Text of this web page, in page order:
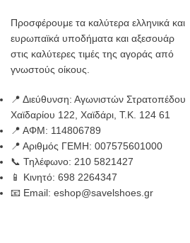
Προσφέρουμε τα καλύτερα ελληνικά και
ευρωπαϊκά υποδήματα και αξεσουάρ
στις καλύτερες τιμές της αγοράς από
γνωστούς οίκους.
📍 Διεύθυνση: Αγωνιστών Στρατοπέδου
Χαϊδαρίου 122, Χαϊδάρι, Τ.Κ. 124 61
📍 ΑΦΜ: 114806789
📍 Αριθμός ΓΕΜΗ: 007575601000
📞 Τηλέφωνο: 210 5821427
📱 Κινητό: 698 2264347
📧 Email: eshop@savelshoes.gr